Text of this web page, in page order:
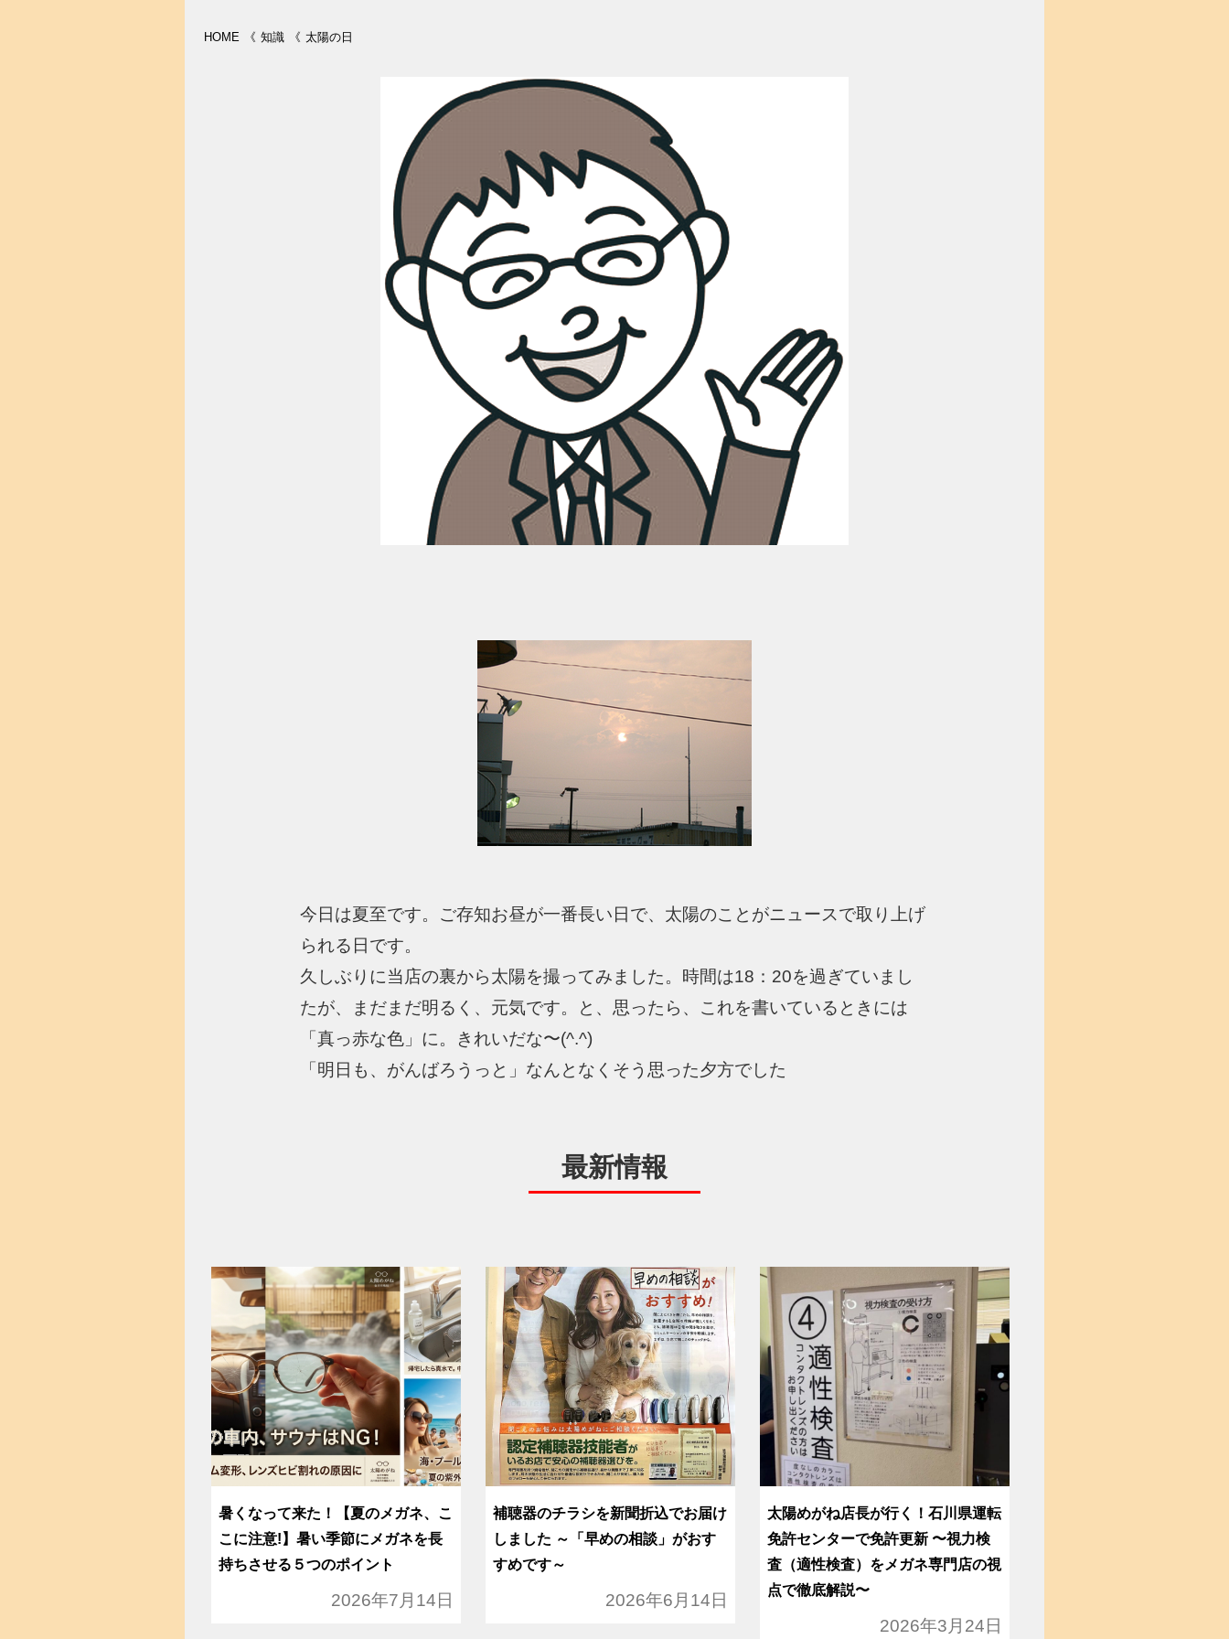
HOME 《 知識 《 太陽の日
今日は夏至です。ご存知お昼が一番長い日で、太陽のことがニュースで取り上げ
られる日です。
久しぶりに当店の裏から太陽を撮ってみました。時間は18：20を過ぎていまし
たが、まだまだ明るく、元気です。と、思ったら、これを書いているときには
「真っ赤な色」に。きれいだな〜(^.^)
「明日も、がんばろうっと」なんとなくそう思った夕方でした
最新情報
暑くなって来た！【夏のメガネ、こ
こに注意!】暑い季節にメガネを長
持ちさせる５つのポイント
2026年7月14日
補聴器のチラシを新聞折込でお届け
しました ～「早めの相談」がおす
すめです～
2026年6月14日
太陽めがね店長が行く！石川県運転
免許センターで免許更新 〜視力検
査（適性検査）をメガネ専門店の視
点で徹底解説〜
2026年3月24日